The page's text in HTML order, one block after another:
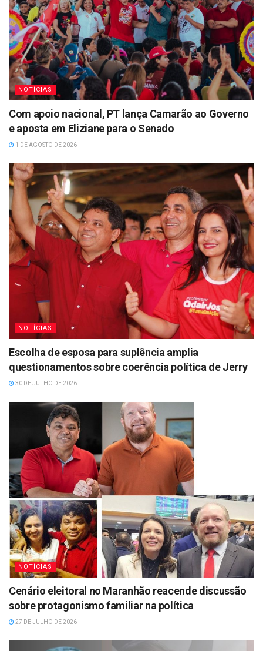
NOTÍCIAS
Com apoio nacional, PT lança Camarão ao Governo
e aposta em Eliziane para o Senado
1 DE AGOSTO DE 2026
NOTÍCIAS
Escolha de esposa para suplência amplia
questionamentos sobre coerência política de Jerry
30 DE JULHO DE 2026
NOTÍCIAS
Cenário eleitoral no Maranhão reacende discussão
sobre protagonismo familiar na política
27 DE JULHO DE 2026